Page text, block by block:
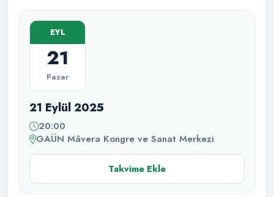
EYL
21
Pazar
21 Eylül 2025
20:00
GAÜN Mâvera Kongre ve Sanat Merkezi
Takvime Ekle